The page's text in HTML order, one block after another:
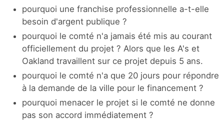
pourquoi une franchise professionnelle a-t-elle
besoin d'argent publique ?
pourquoi le comté n'a jamais été mis au courant
officiellement du projet ? Alors que les A's et
Oakland travaillent sur ce projet depuis 5 ans.
pourquoi le comté n'a que 20 jours pour répondre
à la demande de la ville pour le financement ?
pourquoi menacer le projet si le comté ne donne
pas son accord immédiatement ?